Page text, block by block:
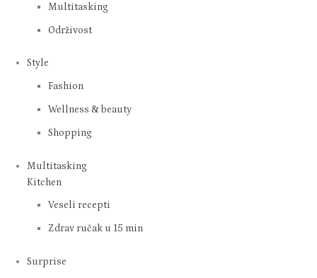
Multitasking
Održivost
Style
Fashion
Wellness & beauty
Shopping
Multitasking
Kitchen
Veseli recepti
Zdrav ručak u 15 min
Surprise